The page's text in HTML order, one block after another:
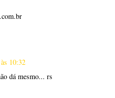
10:32
dá mesmo... rs